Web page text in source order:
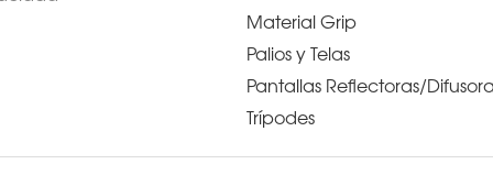
Material Grip
Palios y Telas
Pantallas Reflectoras/
Trípodes